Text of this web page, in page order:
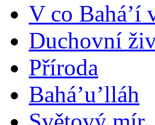
V co Bahá’í
Duchovní
Příroda
Bahá’u’lláh